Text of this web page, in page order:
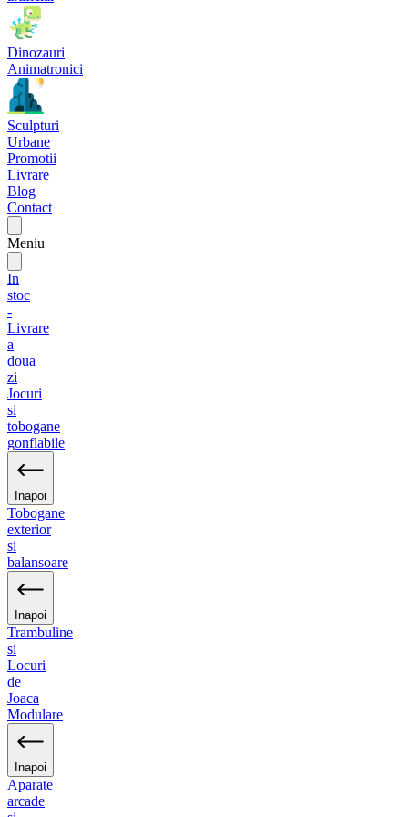
Dinozauri
Animatronici
Sculpturi
Urbane
Promotii
Livrare
Blog
Contact
Meniu
In
stoc
-
Livrare
a
doua
zi
Jocuri
si
tobogane
gonflabile
Inapoi
Tobogane
exterior
si
balansoare
Inapoi
Trambuline
si
Locuri
de
Joaca
Modulare
Inapoi
Aparate
arcade